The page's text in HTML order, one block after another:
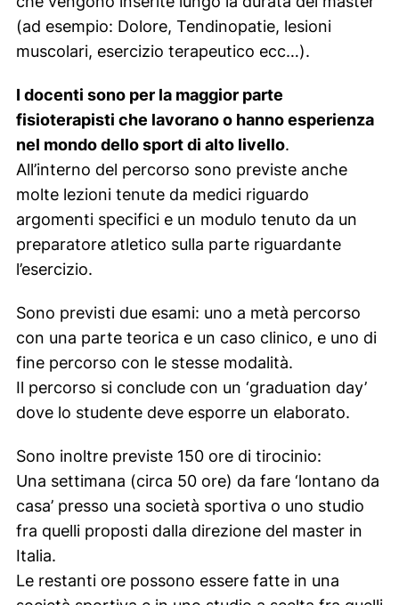
(ad esempio: Dolore, Tendinopatie, lesioni
muscolari, esercizio terapeutico ecc…).
I docenti sono per la maggior parte
fisioterapisti che lavorano o hanno esperienza
nel mondo dello sport di alto livello.
All’interno del percorso sono previste anche
molte lezioni tenute da medici riguardo
argomenti specifici e un modulo tenuto da un
preparatore atletico sulla parte riguardante
l’esercizio.
Sono previsti due esami: uno a metà percorso
con una parte teorica e un caso clinico, e uno di
fine percorso con le stesse modalità.
Il percorso si conclude con un ‘graduation day’
dove lo studente deve esporre un elaborato.
Sono inoltre previste 150 ore di tirocinio:
Una settimana (circa 50 ore) da fare ‘lontano da
casa’ presso una società sportiva o uno studio
fra quelli proposti dalla direzione del master in
Italia.
Le restanti ore possono essere fatte in una